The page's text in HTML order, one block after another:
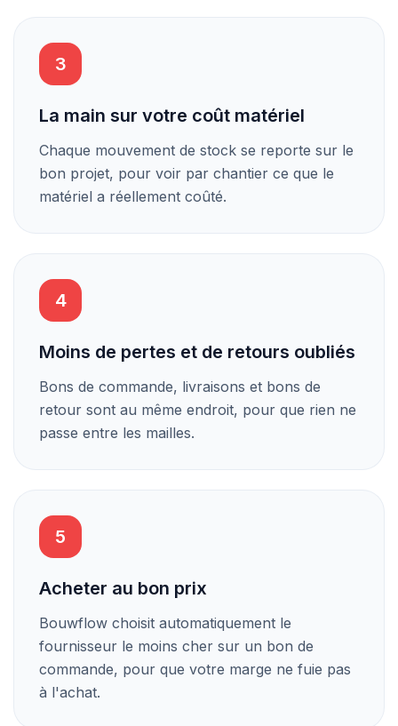
3
La main sur votre coût matériel
Chaque mouvement de stock se reporte sur le
bon projet, pour voir par chantier ce que le
matériel a réellement coûté.
4
Moins de pertes et de retours oubliés
Bons de commande, livraisons et bons de
retour sont au même endroit, pour que rien ne
passe entre les mailles.
5
Acheter au bon prix
Bouwflow choisit automatiquement le
fournisseur le moins cher sur un bon de
commande, pour que votre marge ne fuie pas
à l'achat.